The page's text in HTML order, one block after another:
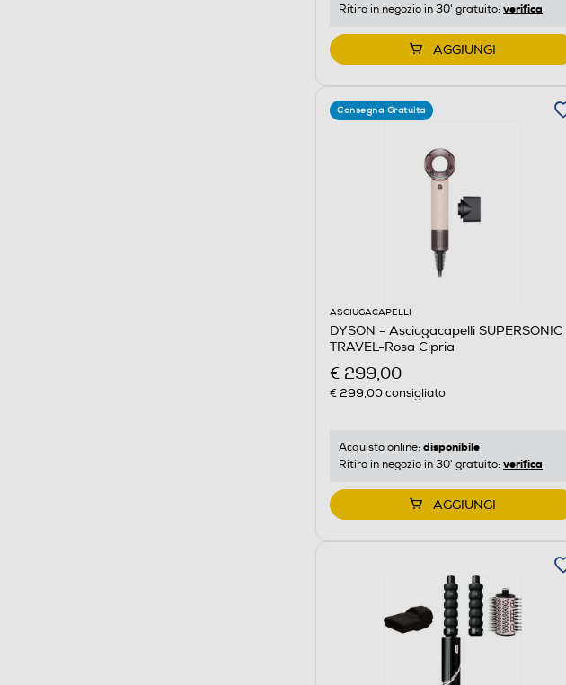
Ritiro in negozio in 30' gratuito: verifica
AGGIUNGI
Consegna Gratuita
ASCIUGACAPELLI
DYSON - Asciugacapelli SUPERSONIC
TRAVEL-Rosa Cipria
€ 299,00
€ 299,00consigliato
Acquisto online: disponibile
Ritiro in negozio in 30' gratuito: verifica
AGGIUNGI